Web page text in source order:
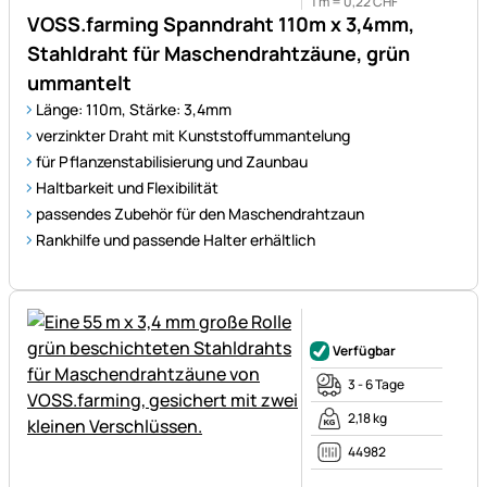
VOSS.farming Spanndraht 110m x 3,4mm,
Stahldraht für Maschendrahtzäune, grün
ummantelt
Länge: 110m, Stärke: 3,4mm
verzinkter Draht mit Kunststoffummantelung
für Pflanzenstabilisierung und Zaunbau
Haltbarkeit und Flexibilität
passendes Zubehör für den Maschendrahtzaun
Rankhilfe und passende Halter erhältlich
Verfügbar
3 - 6 Tage
2,18 kg
44982